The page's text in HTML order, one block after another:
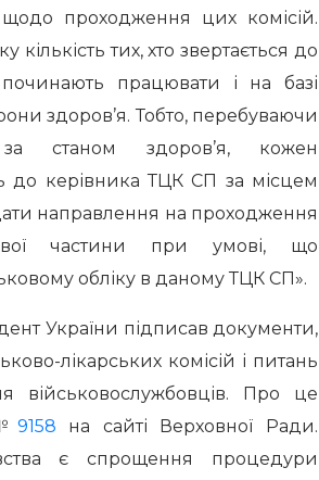
проходження цих комісій.
тих, хто звертається до
працювати і на базі
здоров’я. Тобто, перебуваючи
станом здоров’я, кожен
до керівника ТЦК СП за місцем
направлення на проходження
частини при умові, що
обліку в даному ТЦК СП».
України підписав документи,
лікарських комісій і питань
військовослужбовців. Про це
9158 на сайті Верховної Ради.
є спрощення процедури